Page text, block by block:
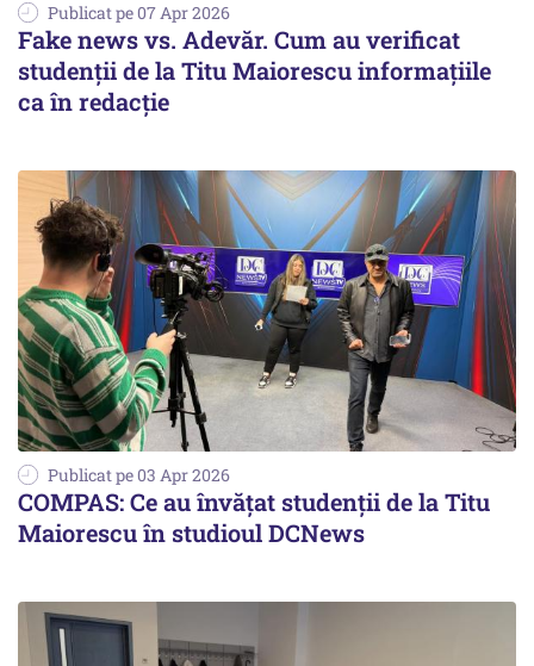
Publicat pe 07 Apr 2026
Fake news vs. Adevăr. Cum au verificat
studenții de la Titu Maiorescu informațiile
ca în redacție
Publicat pe 03 Apr 2026
COMPAS: Ce au învățat studenții de la Titu
Maiorescu în studioul DCNews